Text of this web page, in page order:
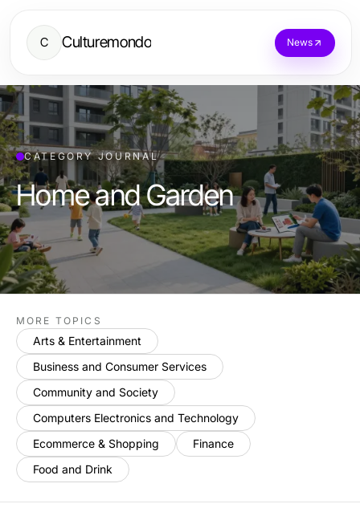
C Culturemondo News
CATEGORY JOURNAL
Home and Garden
MORE TOPICS
Arts & Entertainment
Business and Consumer Services
Community and Society
Computers Electronics and Technology
Ecommerce & Shopping
Finance
Food and Drink